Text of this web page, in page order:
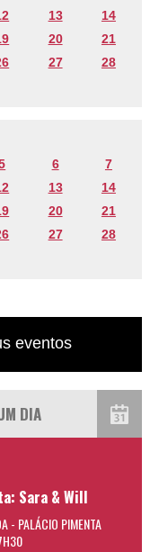
13
14
20
21
27
28
6
7
13
14
20
21
27
28
eventos
Sara & Will
- PALÁCIO PIMENTA